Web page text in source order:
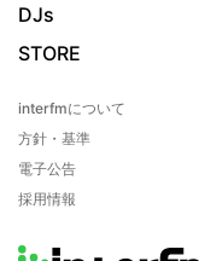
DJs
STORE
interfmについて
方針・基準
電子公告
採用情報